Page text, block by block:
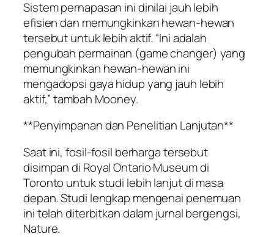
Sistem pernapasan ini dinilai jauh lebih
efisien dan memungkinkan hewan-hewan
tersebut untuk lebih aktif. “Ini adalah
pengubah permainan (game changer) yang
memungkinkan hewan-hewan ini
mengadopsi gaya hidup yang jauh lebih
aktif,” tambah Mooney.
**Penyimpanan dan Penelitian Lanjutan**
Saat ini, fosil-fosil berharga tersebut
disimpan di Royal Ontario Museum di
Toronto untuk studi lebih lanjut di masa
depan. Studi lengkap mengenai penemuan
ini telah diterbitkan dalam jurnal bergengsi,
Nature.